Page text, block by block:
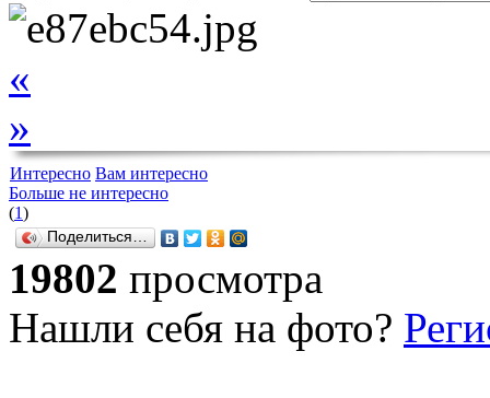
«
»
Интересно Вам интересно
Больше не интересно
(1)
Поделиться…
19802 просмотра
Нашли себя на фото?